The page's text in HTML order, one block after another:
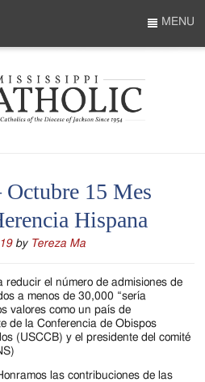
MENU
Octubre 15 Mes
Hispana
by Tereza Ma
reducir el número de admisiones de
a menos de 30,000 “sería
valores como un país de
de la Conferencia de Obispos
(USCCB) y el presidente del comité
las contribuciones de las